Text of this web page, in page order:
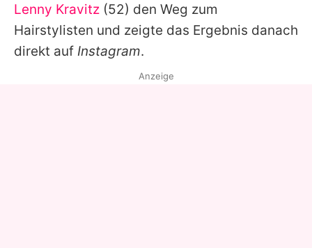
Lenny Kravitz (52) den Weg zum
Hairstylisten und zeigte das Ergebnis danach
direkt auf Instagram.
Anzeige